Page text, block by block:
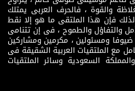
والقوة ، فالحرف العربى يمتلك
فإن هذا الملتقى ما هو إلا نقط
والتفاؤل والطموح ، فى إن تتنامى
ومسئولين ، مكرمين ومشاركين
مع الملتقيات العربية الشقيقة فى
السعودية وسائر الملتقيات